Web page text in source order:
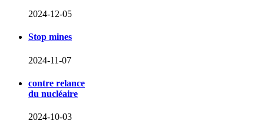
2024-12-05
Stop mines
2024-11-07
contre relance
du nucléaire
2024-10-03